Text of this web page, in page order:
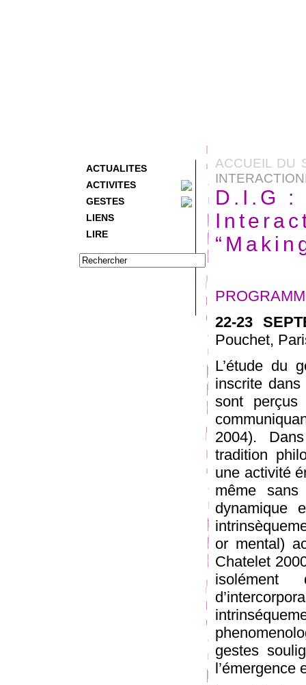
ACTUALITES
ACTIVITES
GESTES
LIENS
LIRE
ACCUEIL DU
D.I.G :
22-23
Pouchet,
L’étude du
inscrite
sont perçus
2004).
tradition
une activité
même
dynamique
or mental)
Chatelet
isolément
gestes
l’émergence